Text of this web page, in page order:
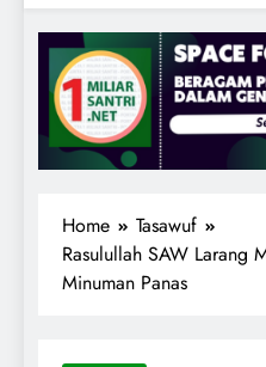
Home
Tasawuf
Rasulullah SAW Larang
Minuman Panas